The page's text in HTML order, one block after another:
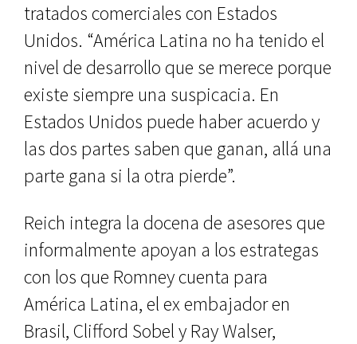
tratados comerciales con Estados
Unidos. “América Latina no ha tenido el
nivel de desarrollo que se merece porque
existe siempre una suspicacia. En
Estados Unidos puede haber acuerdo y
las dos partes saben que ganan, allá una
parte gana si la otra pierde”.
Reich integra la docena de asesores que
informalmente apoyan a los estrategas
con los que Romney cuenta para
América Latina, el ex embajador en
Brasil, Clifford Sobel y Ray Walser,